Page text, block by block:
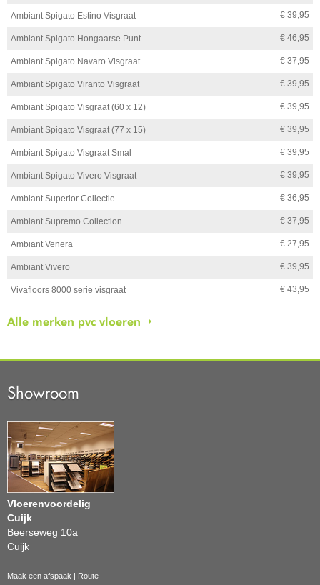
Ambiant Spigato Estino Visgraat € 39,95
Ambiant Spigato Hongaarse Punt € 46,95
Ambiant Spigato Navaro Visgraat € 37,95
Ambiant Spigato Viranto Visgraat € 39,95
Ambiant Spigato Visgraat (60 x 12) € 39,95
Ambiant Spigato Visgraat (77 x 15) € 39,95
Ambiant Spigato Visgraat Smal € 39,95
Ambiant Spigato Vivero Visgraat € 39,95
Ambiant Superior Collectie € 36,95
Ambiant Supremo Collection € 37,95
Ambiant Venera € 27,95
Ambiant Vivero € 39,95
Vivafloors 8000 serie visgraat € 43,95
Alle merken pvc vloeren
Showroom
Vloerenvoordelig
Cuijk
Beerseweg 10a
Cuijk
Maak een afspaak | Route